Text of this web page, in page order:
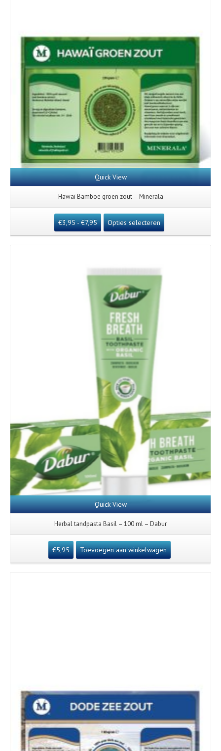
Quick View
Hawaï Bamboe groen zout – Minerala
€3,95- €7,95 Opties selecteren
Quick View
Herbal tandpasta Basil – 100 ml – Dabur
€5,95 Toevoegen aan winkelwagen